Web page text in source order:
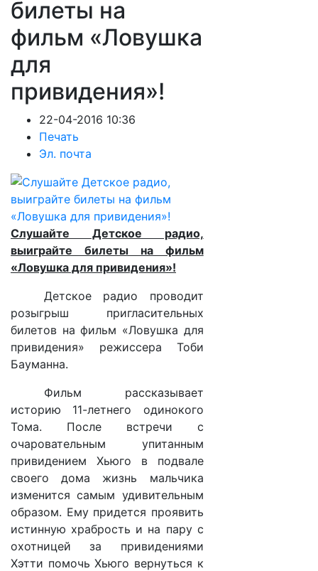
билеты на
фильм «Ловушка
для
привидения»!
22-04-2016 10:36
Печать
Эл. почта
Слушайте Детское радио,
выиграйте билеты на фильм
«Ловушка для привидения»!
Детское радио проводит
розыгрыш пригласительных
билетов на фильм «Ловушка для
привидения» режиссера Тоби
Бауманна.
Фильм рассказывает
историю 11-летнего одинокого
Тома. После встречи с
очаровательным упитанным
привидением Хьюго в подвале
своего дома жизнь мальчика
изменится самым удивительным
образом. Ему придется проявить
истинную храбрость и на пару с
охотницей за привидениями
Хэтти помочь Хьюго вернуться к